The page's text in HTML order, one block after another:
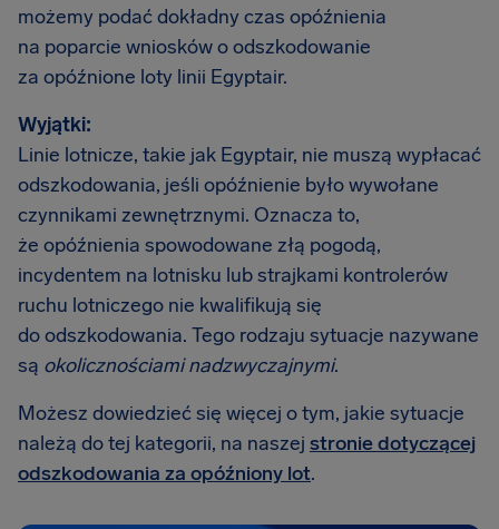
możemy podać dokładny czas opóźnienia
na poparcie wniosków o odszkodowanie
za opóźnione loty linii Egyptair.
Wyjątki:
Linie lotnicze, takie jak Egyptair, nie muszą wypłacać
odszkodowania, jeśli opóźnienie było wywołane
czynnikami zewnętrznymi. Oznacza to,
że opóźnienia spowodowane złą pogodą,
incydentem na lotnisku lub strajkami kontrolerów
ruchu lotniczego nie kwalifikują się
do odszkodowania. Tego rodzaju sytuacje nazywane
są okolicznościami nadzwyczajnymi.
Możesz dowiedzieć się więcej o tym, jakie sytuacje
należą do tej kategorii, na naszej stronie dotyczącej
odszkodowania za opóźniony lot.